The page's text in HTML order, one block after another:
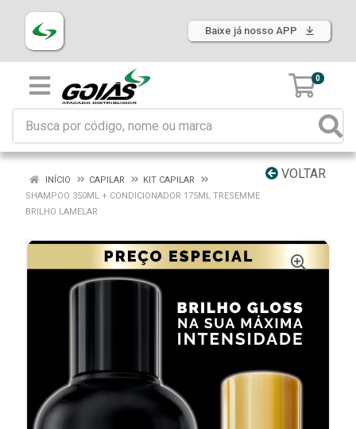
Baixe já nosso APP
0
VOLTAR
INÍCIO CAPILAR
KIT CAPILAR
SHAMPOO 350ML + CONDICIONADOR 175ML TRESEMME
BRILHO LAMELAR